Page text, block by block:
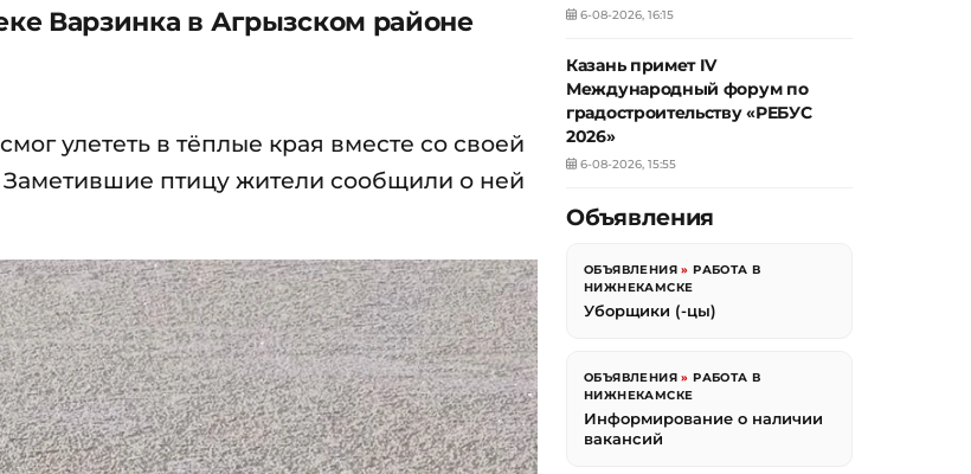
Варзинка в Агрызском районе
улететь в тёплые края вместе со своей
птицу жители сообщили о ней
6-08-2026, 16:15
Казань примет IV
Международный форум по
градостроительству «РЕБУС
2026»
6-08-2026, 15:55
Объявления
ОБЪЯВЛЕНИЯ »РАБОТА В
НИЖНЕКАМСКЕ
Уборщики (-цы)
ОБЪЯВЛЕНИЯ »РАБОТА В
НИЖНЕКАМСКЕ
Информирование о наличии
вакансий